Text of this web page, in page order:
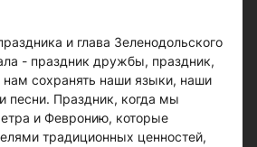
и глава Зеленодольского
- праздник дружбы, праздник,
нам сохранять наши языки, наши
песни. Праздник, когда мы
и Февронию, которые
традиционных ценностей,